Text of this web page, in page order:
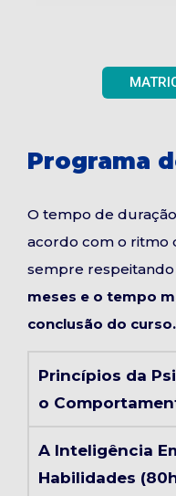
Programa
O tempo de
acordo com o ritmo
sempre respeitando
meses e o tempo
conclusão do curso.
Princípios da
o
A Inteligência
Habilidades